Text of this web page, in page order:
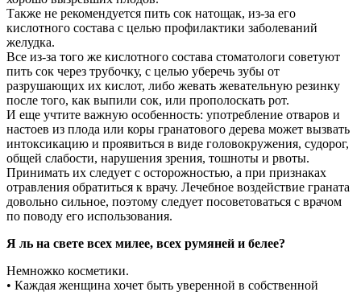
Также не рекомендуется пить сок натощак, из-за его
кислотного состава с целью профилактики заболеваний
желудка.
Все из-за того же кислотного состава стоматологи советуют
пить сок через трубочку, с целью уберечь зубы от
разрушающих их кислот, либо жевать жевательную резинку
после того, как выпили сок, или прополоскать рот.
И еще учтите важную особенность: употребление отваров и
настоев из плода или коры гранатового дерева может вызвать
интоксикацию и проявиться в виде головокружения, судорог,
общей слабости, нарушения зрения, тошноты и рвоты.
Принимать их следует с осторожностью, а при признаках
отравления обратиться к врачу. Лечебное воздействие граната
довольно сильное, поэтому следует посоветоваться с врачом
по поводу его использования.
Я ль на свете всех милее, всех румяней и белее?
Немножко косметики.
• Каждая женщина хочет быть уверенной в собственной